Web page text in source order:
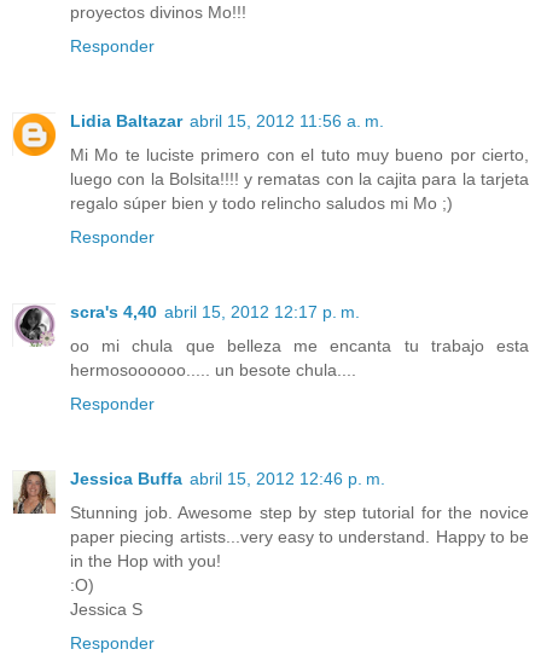
proyectos divinos Mo!!!
Responder
Lidia Baltazar abril 15, 2012 11:56 a. m.
Mi Mo te luciste primero con el tuto muy bueno por cierto,
luego con la Bolsita!!!! y rematas con la cajita para la tarjeta
regalo súper bien y todo relincho saludos mi Mo ;)
Responder
scra's 4,40 abril 15, 2012 12:17 p. m.
oo mi chula que belleza me encanta tu trabajo esta
hermosoooooo..... un besote chula....
Responder
Jessica Buffa abril 15, 2012 12:46 p. m.
Stunning job. Awesome step by step tutorial for the novice
paper piecing artists...very easy to understand. Happy to be
in the Hop with you!
:O)
Jessica S
Responder